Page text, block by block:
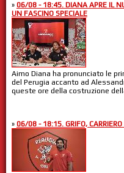
» 06/08 - 18:45. DIANA APRE IL
UN FASCINO SPECIALE
Aimo Diana ha pronunciato le
del Perugia accanto ad
queste ore della costruzione
» 06/08 - 18:15. GRIFO, CARRIERO